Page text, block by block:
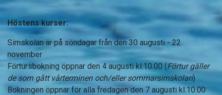
Höstens kurser:
Simskolan är på söndagar från den 30 augusti - 22
november
Förtursbokning öppnar den 4 augusti kl.10.00 (Förtur gäller
de som gått vårterminen och/eller sommarsimskolan)
Bokningen öppnar för alla fredagen den 7 augusti kl.10.00